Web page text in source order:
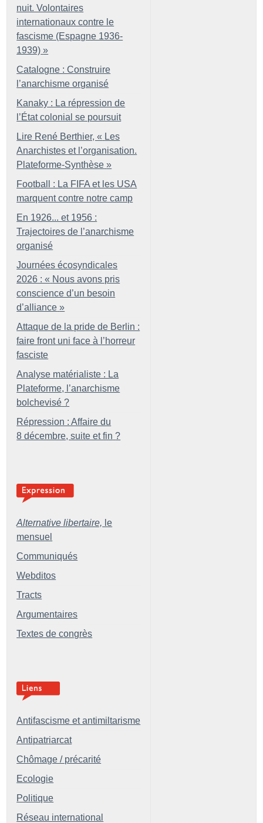
nuit. Volontaires
internationaux contre le
fascisme (Espagne 1936-
1939) »
Catalogne : Construire
l’anarchisme organisé
Kanaky : La répression de
l’État colonial se poursuit
Lire René Berthier, « Les
Anarchistes et l’organisation.
Plateforme-Synthèse »
Football : La FIFA et les USA
marquent contre notre camp
En 1926... et 1956 :
Trajectoires de l’anarchisme
organisé
Journées écosyndicales
2026 : « Nous avons pris
conscience d’un besoin
d’alliance »
Attaque de la pride de Berlin :
faire front uni face à l’horreur
fasciste
Analyse matérialiste : La
Plateforme, l’anarchisme
bolchevisé ?
Répression : Affaire du
8 décembre, suite et fin ?
Alternative libertaire, le
mensuel
Communiqués
Webditos
Tracts
Argumentaires
Textes de congrès
Antifascisme et antimiltarisme
Antipatriarcat
Chômage / précarité
Ecologie
Politique
Réseau international